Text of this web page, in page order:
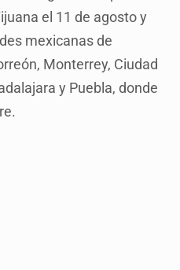
el 11 de agosto y
mexicanas de
Monterrey, Ciudad
y Puebla, donde